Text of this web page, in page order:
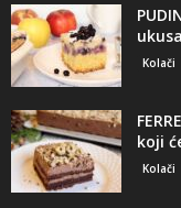
Kolači
koji
Kolači